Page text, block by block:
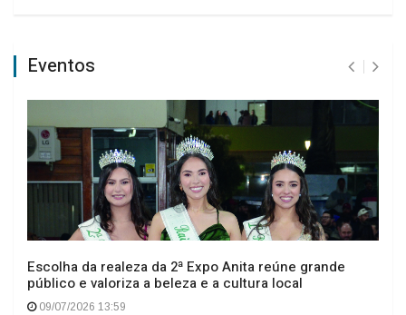
Eventos
Escolha da realeza da 2ª Expo Anita reúne grande
público e valoriza a beleza e a cultura local
09/07/2026 13:59